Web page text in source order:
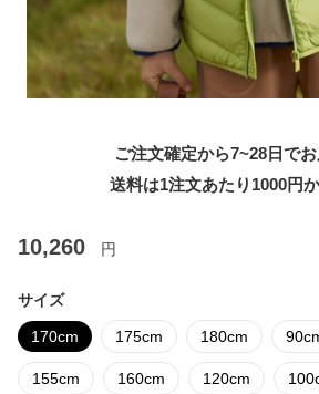
ご注文確定から7~28日で
送料は1注文あたり 1000円
10,260 円
サイズ
170cm 175cm 180cm
155cm 160cm 120cm